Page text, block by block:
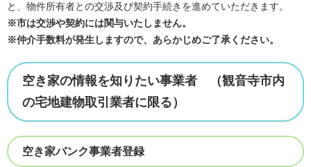
と、物件所有者との交渉及び契約手続きを進めていただきます。
※市は交渉や契約には関与いたしません。
※仲介手数料が発生しますので、あらかじめご了承ください。
空き家の情報を知りたい事業者 （観音寺市内
の宅地建物取引業者に限る）
空き家バンク事業者登録